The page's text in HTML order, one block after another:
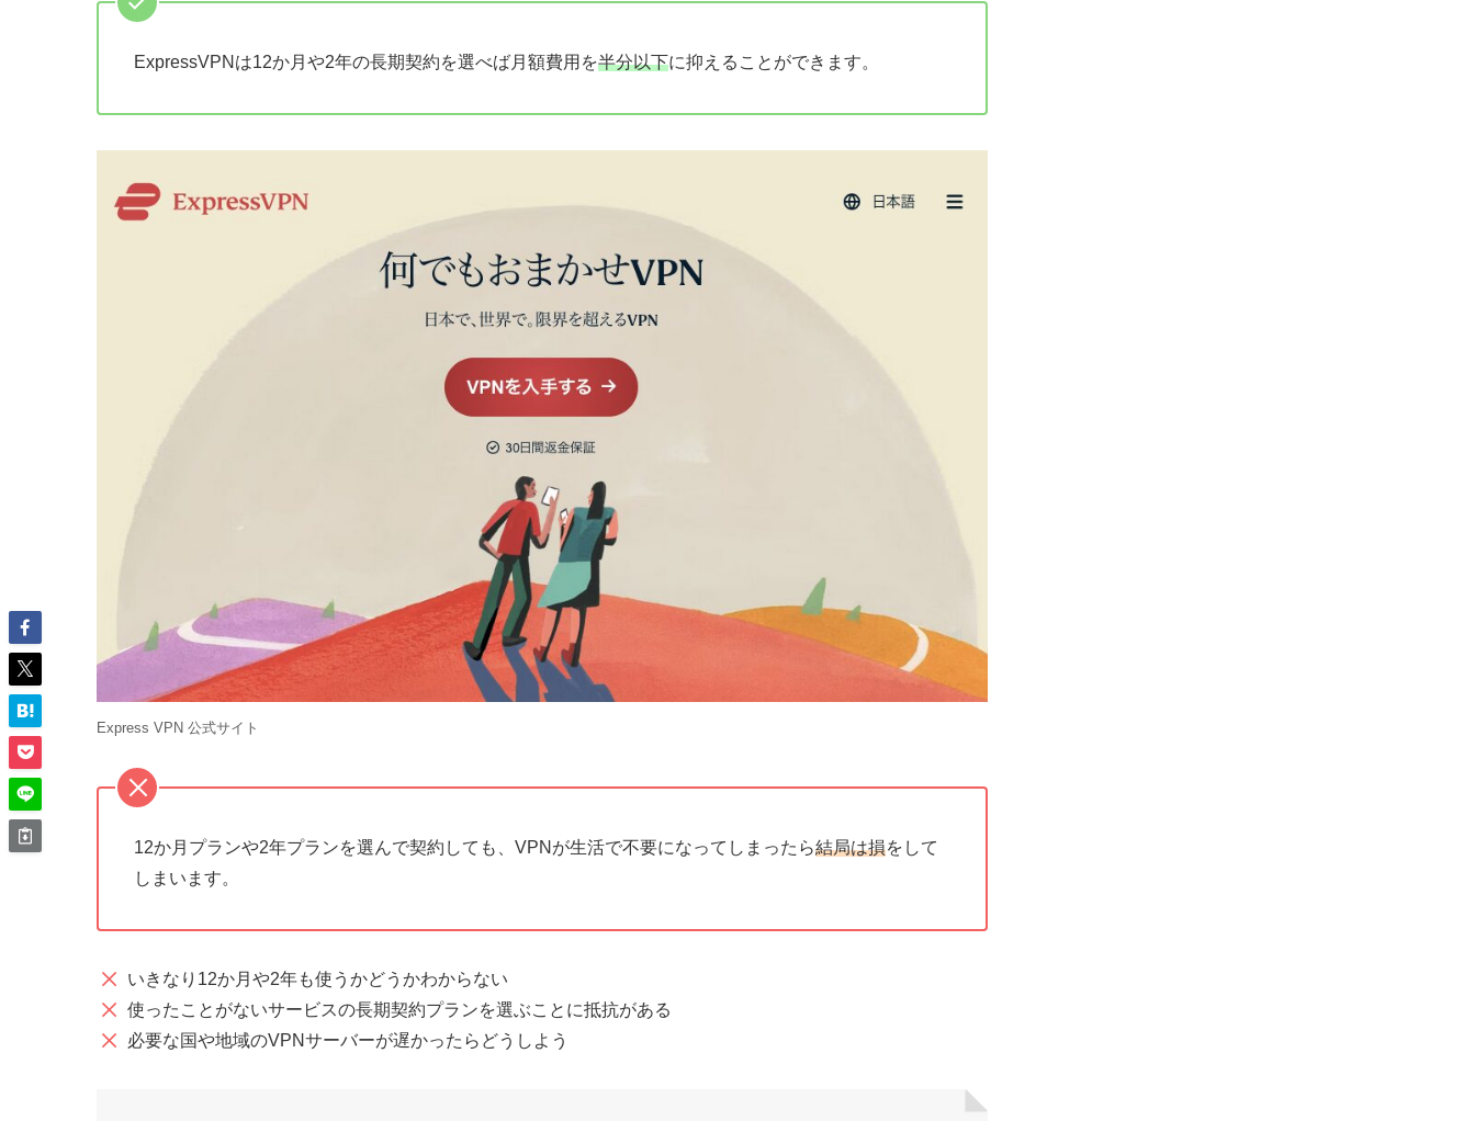
ExpressVPNは12か月や2年の長期契約を選べば月額費用を半分以下に抑えることができます。
Express VPN 公式サイト
12か月プランや2年プランを選んで契約しても、VPNが生活で不要になってしまったら結局は損をして
しまいます。
いきなり12か月や2年も使うかどうかわからない
使ったことがないサービスの長期契約プランを選ぶことに抵抗がある
必要な国や地域のVPNサーバーが遅かったらどうしよう